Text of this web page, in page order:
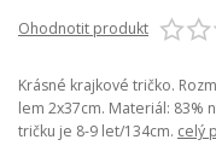
Ohodnotit produkt
Krásné krajkové tričko.
lem 2x37cm. Materiál: 83%
tričku je 8-9 let/134cm. celý